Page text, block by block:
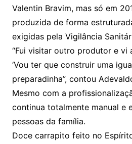
Valentin Bravim, mas só em
produzida de forma
exigidas pela Vigilância
“Fui visitar outro produtor e vi
‘Vou ter que construir uma
preparadinha”, contou
Mesmo com a
continua totalmente manual e
pessoas da família.
Doce carrapito feito no